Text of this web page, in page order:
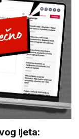
ljeta: